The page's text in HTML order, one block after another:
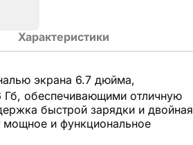
Характеристики
экрана 6.7 дюйма,
обеспечивающими отличную
быстрой зарядки и двойная
и функциональное